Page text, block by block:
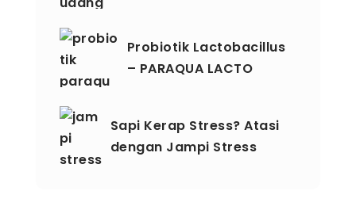
Probiotik Lactobacillus
– PARAQUA LACTO
Sapi Kerap Stress? Atasi
dengan Jampi Stress